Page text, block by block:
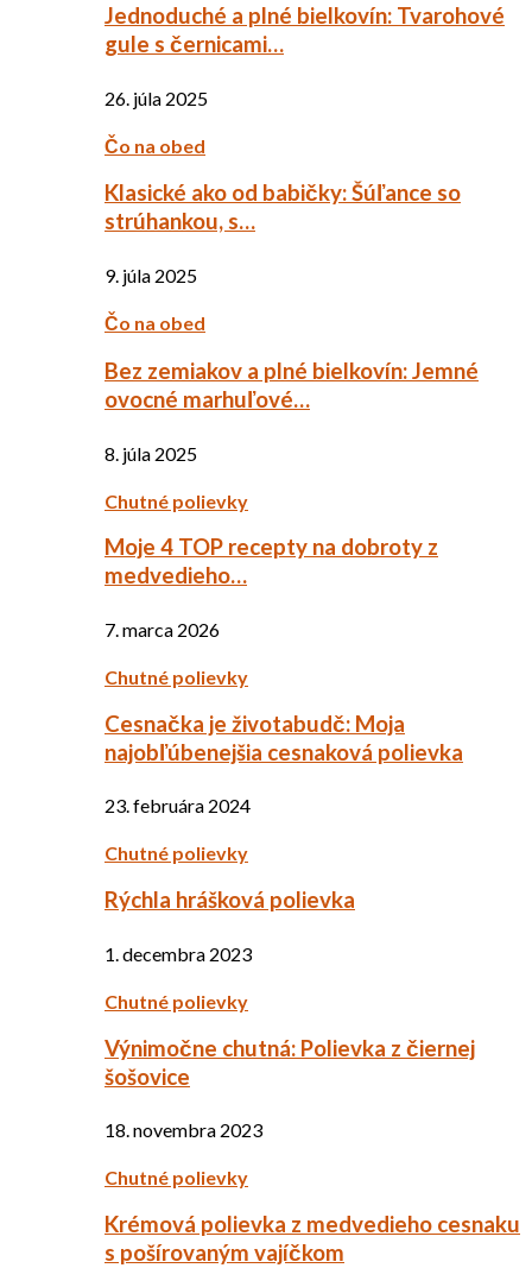
Jednoduché a plné bielkovín: Tvarohové
gule s černicami…
26. júla 2025
Čo na obed
Klasické ako od babičky: Šúľance so
strúhankou, s…
9. júla 2025
Čo na obed
Bez zemiakov a plné bielkovín: Jemné
ovocné marhuľové…
8. júla 2025
Chutné polievky
Moje 4 TOP recepty na dobroty z
medvedieho…
7. marca 2026
Chutné polievky
Cesnačka je životabudč: Moja
najobľúbenejšia cesnaková polievka
23. februára 2024
Chutné polievky
Rýchla hrášková polievka
1. decembra 2023
Chutné polievky
Výnimočne chutná: Polievka z čiernej
šošovice
18. novembra 2023
Chutné polievky
Krémová polievka z medvedieho cesnaku
s pošírovaným vajíčkom